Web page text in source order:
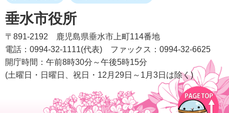
垂水市役所
〒891-2192
鹿児島県垂水市上町114番地
電話：0994-32-1111(代表)
ファックス：0994-32-6625
開庁時間：午前8時30分～午後5時15分
(土曜日・日曜日、祝日・12月29日～1月3日は除く)